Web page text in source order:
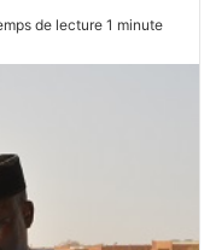
de lecture 1 minute